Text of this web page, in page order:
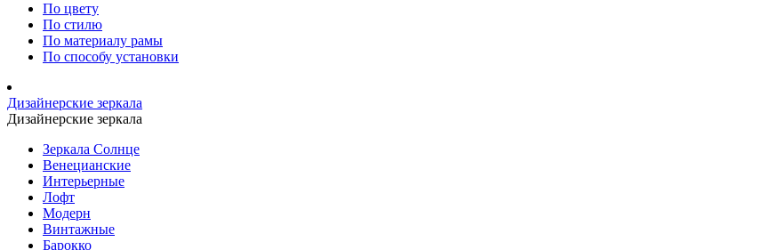
По цвету
По стилю
По материалу рамы
По способу установки
Дизайнерские зеркала
Дизайнерские зеркала
Зеркала Солнце
Венецианские
Интерьерные
Лофт
Модерн
Винтажные
Барокко